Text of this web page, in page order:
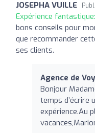
JOSEPHA VUILLE
Expérience fantastique:
bons conseils pour
que recommander
ses clients.
Agence de
Bonjour
temps d’écrire
expérience.Au